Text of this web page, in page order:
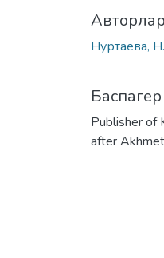
Авторлар
Нуртаева,
Баспагер
Publisher of
after